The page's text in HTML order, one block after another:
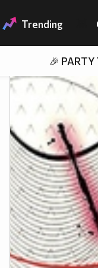
Trending
🎉 PARTY